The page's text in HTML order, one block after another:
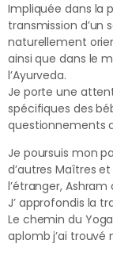
Impliquée dans la
transmission d’un
naturellement
ainsi que dans le
l’Ayurveda.
Je porte une
spécifiques des
questionnements
Je poursuis mon
d’autres Maîtres
l’étranger, Ashram
J’ approfondis la
Le chemin du
aplomb j’ai trouvé